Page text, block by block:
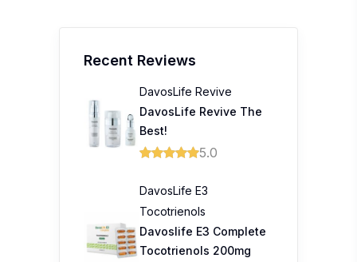
Recent Reviews
DavosLife Revive
DavosLife Revive The
Best!
5.0
DavosLife E3
Tocotrienols
Davoslife E3 Complete
Tocotrienols 200mg